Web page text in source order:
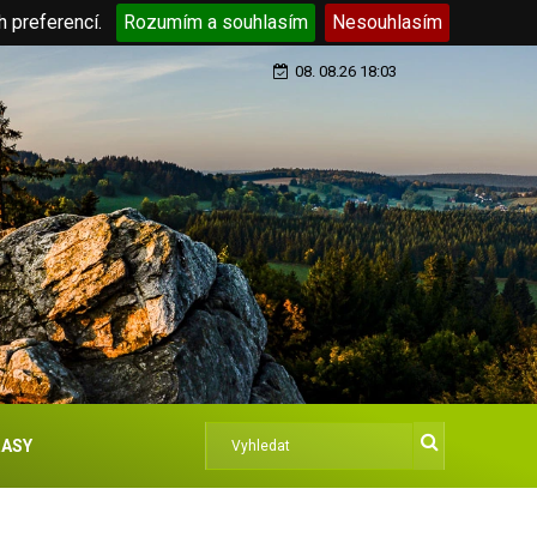
preferencí. Rozumím a souhlasím Nesouhlasím
08. 08.26 18:03